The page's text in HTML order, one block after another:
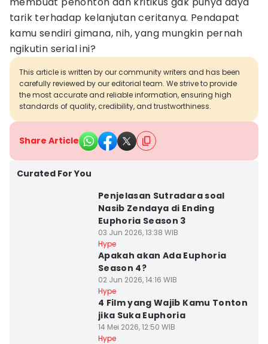
tarik terhadap kelanjutan ceritanya. Pendapat
kamu sendiri gimana, nih, yang mungkin pernah
ngikutin serial ini?
This article is written by our community writers and has been
carefully reviewed by our editorial team. We strive to provide
the most accurate and reliable information, ensuring high
standards of quality, credibility, and trustworthiness.
Share Article
Curated For You
Penjelasan Sutradara soal
Nasib Zendaya di Ending
Euphoria Season 3
03 Jun 2026, 13:38 WIB
Hype
Apakah akan Ada Euphoria
Season 4?
02 Jun 2026, 14:16 WIB
Hype
4 Film yang Wajib Kamu Tonton
jika Suka Euphoria
14 Mei 2026, 12:50 WIB
Hype